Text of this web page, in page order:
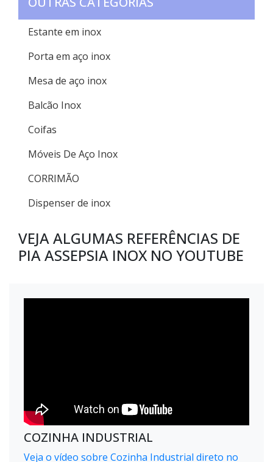
Estante em inox
Porta em aço inox
Mesa de aço inox
Balcão Inox
Coifas
Móveis De Aço Inox
CORRIMÃO
Dispenser de inox
VEJA ALGUMAS REFERÊNCIAS DE
PIA ASSEPSIA INOX NO YOUTUBE
COZINHA INDUSTRIAL
Veja o vídeo sobre Cozinha Industrial direto no